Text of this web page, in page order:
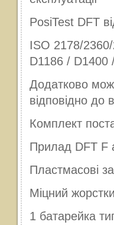
PosiTest DFT
ISO 2178/
D1186 / D1400
Додатково
відповідно до
Комплект
Прилад DFT F
Пластмасові
Міцний
1 батарейка